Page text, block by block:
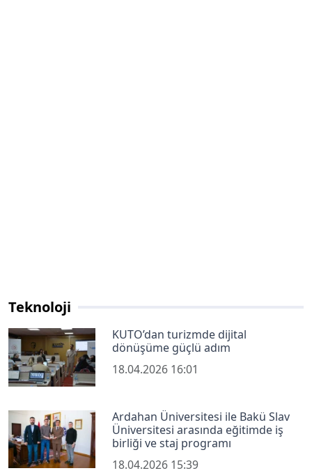
Teknoloji
KUTO’dan turizmde dijital
dönüşüme güçlü adım
18.04.2026 16:01
Ardahan Üniversitesi ile Bakü Slav
Üniversitesi arasında eğitimde iş
birliği ve staj programı
18.04.2026 15:39